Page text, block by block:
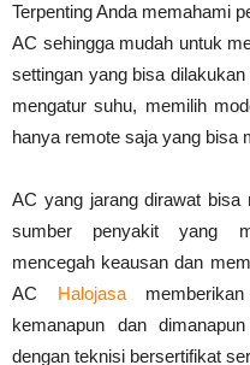
Terpenting Anda memahami
AC sehingga mudah untuk
settingan yang bisa
mengatur suhu, memilih
hanya remote saja yang bisa
AC yang jarang dirawat bisa
sumber penyakit yang
mencegah keausan dan
AC Halojasa
kemanapun dan
dengan teknisi bersertifikat